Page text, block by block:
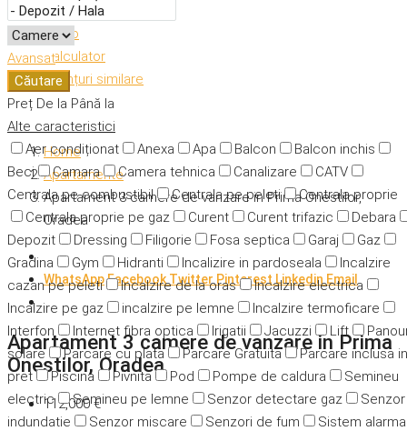
Avansat
Căutare
Preț De la Până la
Alte caracteristici
Aer condiționat
Anexa Apa Balcon
Balcon inchis
Beci
Camara Camera tehnica Canalizare
CATV
Centrala pe combustibil
Centrala pe peleti
Centrala proprie
Centrala proprie pe gaz
Curent Curent trifazic
Debara
Depozit
Dressing Filigorie Fosa septica Garaj
Gaz
Gradina
Gym Hidranti Incalizire in pardoseala
Incalzire
cazan pe peleti
Incalzire de la oras
Incalzire electrica
Incalzire pe gaz
incalzire pe lemne
Incalzire termoficare
Interfon
Internet fibra optica Irigatii Jacuzzi Lift
solare
Parcare cu plata Parcare Gratuita
Parcare inclusa in
pret
Piscina Pivnita Pod Pompe de caldura
Semineu
electric
Semineu pe lemne Senzor detectare gaz
Senzor
indundatie
Senzor miscare Senzori de fum
Sistem alarma
Detalii
Video
Calculator
Anunțuri similare
Home
Apartamente
Apartament 3 camere de vanzare in Prima Onestilor,
Oradea
WhatsAppFacebook Twitter Pinterest Linkedin Email
Apartament 3 camere de vanzare in Prima
Onestilor, Oradea
112,000 €